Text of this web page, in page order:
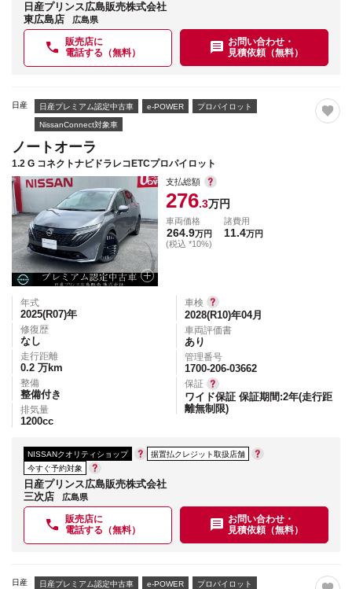
日産プリンス広島販売株式会社
東広島店
広島県
販売店に
電話する（無料）
お問い合わせ・
見積依頼（無料）
日産 日産プレミアム認定中古車 e-POWER プロパイロット
NissanConnect対象車
ノートオーラ
1.2 G コネクトナビドラレコETCプロパイロット
支払総額
276.3万円
車両価格
264.9万円
(税込 *10%)
諸費用
11.4万円
年式
2025(R07)年
修復歴
なし
走行距離
0.2 万km
整備
整備付き
排気量
1200cc
車検
2028(R10)年04月
車両評価書
あり
管理番号
1700-206-03662
保証
ワイド保証 保証期間:2年(走行距
離無制限)
NISSANクオリティショップ
据置払クレジット取扱店舗
今すぐ予約対象
日産プリンス広島販売株式会社
三次店
広島県
販売店に
電話する（無料）
お問い合わせ・
見積依頼（無料）
日産 日産プレミアム認定中古車 e-POWER プロパイロット